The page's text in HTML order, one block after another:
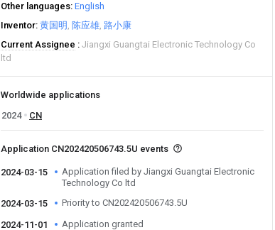
Other languages English
Inventor 黄国明 陈应雄 路小康
Current Assignee
Jiangxi Guangtai Electronic Technology Co
ltd
Worldwide applications
2024
CN
Application CN202420506743.5U events
2024-03-15
Application filed by Jiangxi Guangtai Electronic
Technology Co ltd
2024-03-15
Priority to CN202420506743.5U
2024-11-01 Application granted